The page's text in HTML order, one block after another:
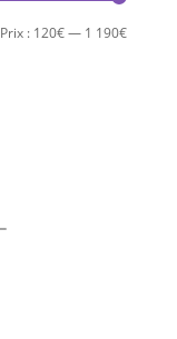
Prix
Prix
Prix : 120€— 1 190€